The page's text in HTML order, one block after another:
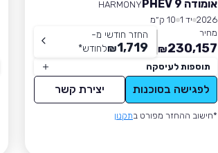
אומודה 9 PHEV
HARMONY
2026 יד 1
10 ק״מ
מחיר
230,157
₪
החזר חודשי מ-
1,719
₪לחודש*
תוספות לעיסקה
לפגישה בסוכנות יצירת קשר
*חישוב ההחזר מפורט בתקנון